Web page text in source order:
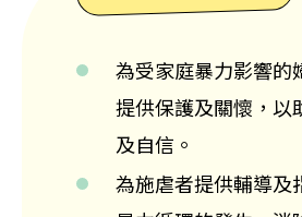
為受家庭暴力影響的
提供保護及關懷，以
及自信。
為施虐者提供輔導及